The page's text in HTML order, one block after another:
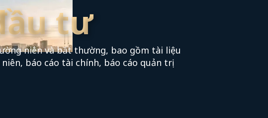
tư
niên và bất thường, bao gồm tài liệu
niên, báo cáo tài chính, báo cáo quản trị